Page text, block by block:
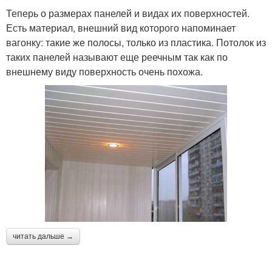
Теперь о размерах панелей и видах их поверхностей.
Есть материал, внешний вид которого напоминает
вагонку: такие же полосы, только из пластика. Потолок из
таких панелей называют еще реечным так как по
внешнему виду поверхность очень похожа.
читать дальше →